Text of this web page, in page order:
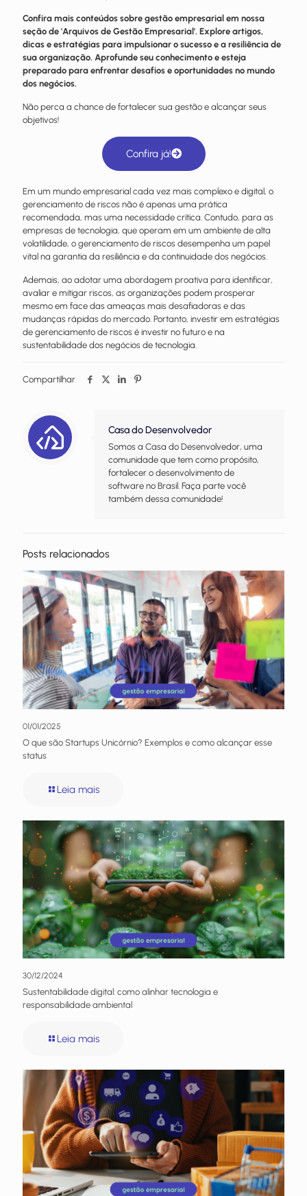
Confira mais conteúdos sobre gestão empresarial em nossa
seção de 'Arquivos de Gestão Empresarial'. Explore artigos,
dicas e estratégias para impulsionar o sucesso e a resiliência de
sua organização. Aprofunde seu conhecimento e esteja
preparado para enfrentar desafios e oportunidades no mundo
dos negócios.
Não perca a chance de fortalecer sua gestão e alcançar seus
objetivos!
Confira já!
Em um mundo empresarial cada vez mais complexo e digital, o
gerenciamento de riscos não é apenas uma prática
recomendada, mas uma necessidade crítica. Contudo, para as
empresas de tecnologia, que operam em um ambiente de alta
volatilidade, o gerenciamento de riscos desempenha um papel
vital na garantia da resiliência e da continuidade dos negócios.
Ademais, ao adotar uma abordagem proativa para identificar,
avaliar e mitigar riscos, as organizações podem prosperar
mesmo em face das ameaças mais desafiadoras e das
mudanças rápidas do mercado. Portanto, investir em estratégias
de gerenciamento de riscos é investir no futuro e na
sustentabilidade dos negócios de tecnologia.
Compartilhar
Casa do Desenvolvedor
Somos a Casa do Desenvolvedor, uma
comunidade que tem como propósito,
fortalecer o desenvolvimento de
software no Brasil. Faça parte você
também dessa comunidade!
Posts relacionados
01/01/2025
O que são Startups Unicórnio? Exemplos e como alcançar esse
status
Leia mais
30/12/2024
Sustentabilidade digital: como alinhar tecnologia e
responsabilidade ambiental
Leia mais